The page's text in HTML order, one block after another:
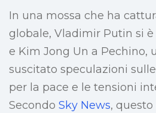
In una mossa che ha
globale, Vladimir Putin si
e Kim Jong Un a Pechino,
suscitato speculazioni
per la pace e le tensioni
Secondo Sky News,